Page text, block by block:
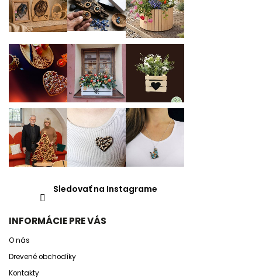
Sledovať na Instagrame
INFORMÁCIE PRE VÁS
O nás
Drevené obchodíky
Kontakty